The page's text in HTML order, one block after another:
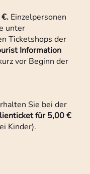
Einzelpersonen
unter
Ticketshops der
Information
vor Beginn der
Sie bei der
für 5,00 €
Kinder).